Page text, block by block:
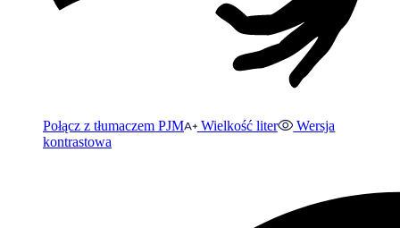
Połącz z tłumaczem PJM Wielkość liter
Wersja
kontrastowa